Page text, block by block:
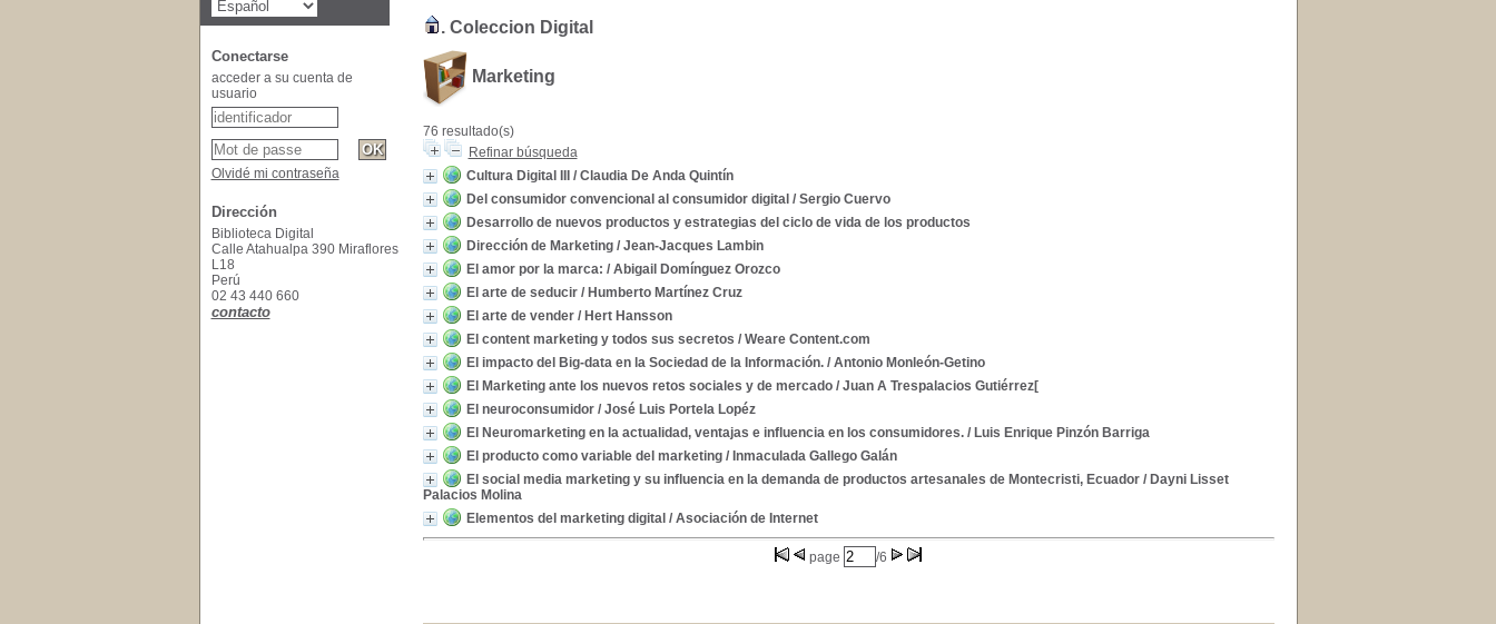
. Coleccion Digital
Marketing
76 resultado(s)
Refinar búsqueda
Cultura Digital III
/ Claudia De Anda Quintín
Del consumidor convencional al consumidor digital / Sergio Cuervo
Desarrollo de nuevos productos y estrategias del ciclo de vida de los productos
Dirección de Marketing/ Jean-Jacques Lambin
El amor por la marca: / Abigail Domínguez Orozco
El arte de seducir/ Humberto Martínez Cruz
El arte de vender/ Hert Hansson
El content marketing y todos sus secretos / Weare Content.com
El impacto del Big-data en la Sociedad de la Información./ Antonio Monleón-Getino
El Marketing ante los nuevos retos sociales y de mercado/ Juan A Trespalacios Gutiérrez[
El neuroconsumidor/ José Luis Portela Lopéz
El Neuromarketing en la actualidad, ventajas e influencia en los consumidores./ Luis Enrique Pinzón Barriga
El producto como variable del marketing/ Inmaculada Gallego Galán
El social media marketing y su influencia en la demanda de productos artesanales de Montecristi, Ecuador/ Dayni Lisset
Palacios Molina
Elementos del marketing digital / Asociación de Internet
page /6
Conectarse
acceder a su cuenta de
usuario
Olvidé mi contraseña
Dirección
Biblioteca Digital
Calle Atahualpa 390 Miraflores
L18
Perú
02 43 440 660
contacto